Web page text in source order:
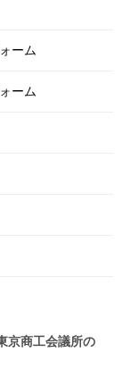
ーム
ーム
京商工会議所の